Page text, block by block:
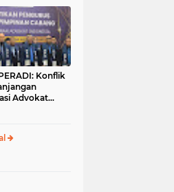
Konflik
Advokat